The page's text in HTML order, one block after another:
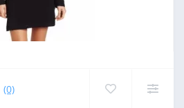
(0)